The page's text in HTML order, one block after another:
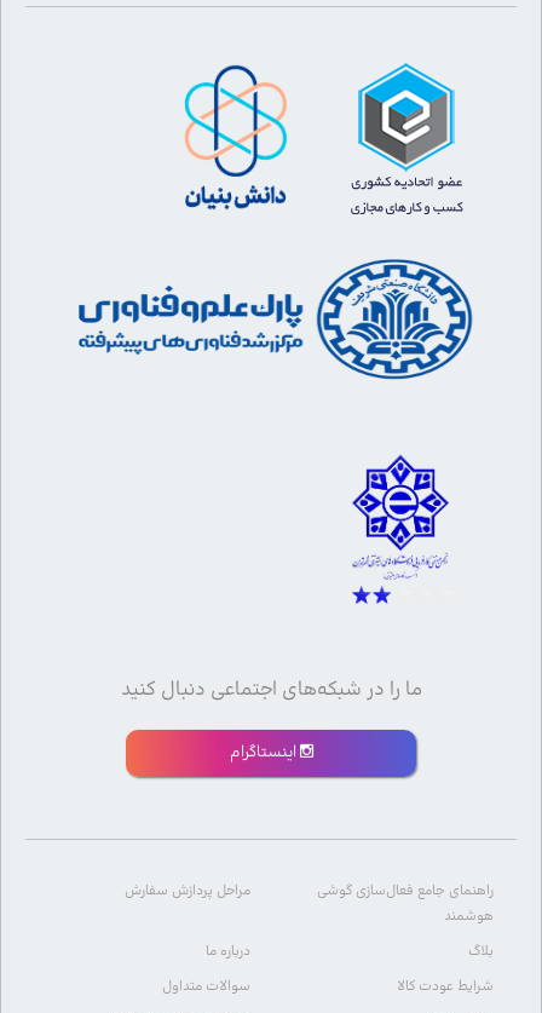
ما را در شبکه‌های اجتماعی دنبال کنید
اینستاگرام
راهنمای جامع فعال‌سازی گوشی
هوشمند
مراحل پردازش سفارش
بلاگ
درباره ما
شرایط عودت کالا
سوالات متداول